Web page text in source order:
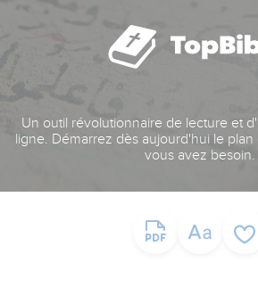
Un outil révolutionnaire de lecture et
ligne. Démarrez dès aujourd'hui le
vous avez besoin.